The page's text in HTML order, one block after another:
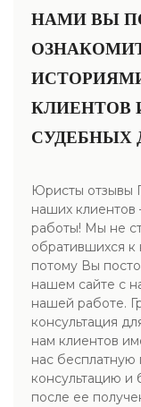
НАМИ ВЫ
КЛИЕНТОВ
СУДЕБНЫХ
Юристы отзывы
наших
работы! Мы не
обратившихся
потому Вы
нашем сайте с
нашей работе.
консультация
нам клиентов
нас
консультацию и
после ее